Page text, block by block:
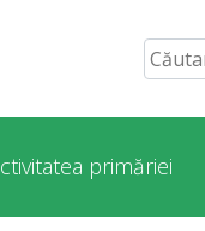
primăriei